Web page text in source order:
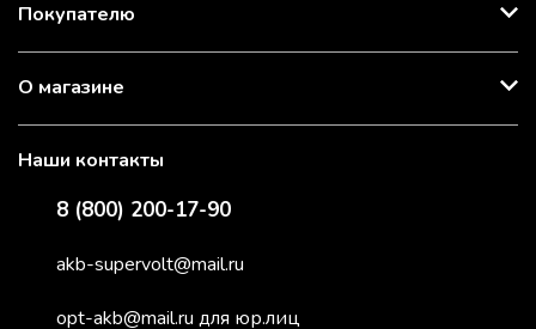
Покупателю
О магазине
Наши контакты
8 (800) 200-17-90
akb-supervolt@mail.ru
opt-akb@mail.ru для юр.лиц